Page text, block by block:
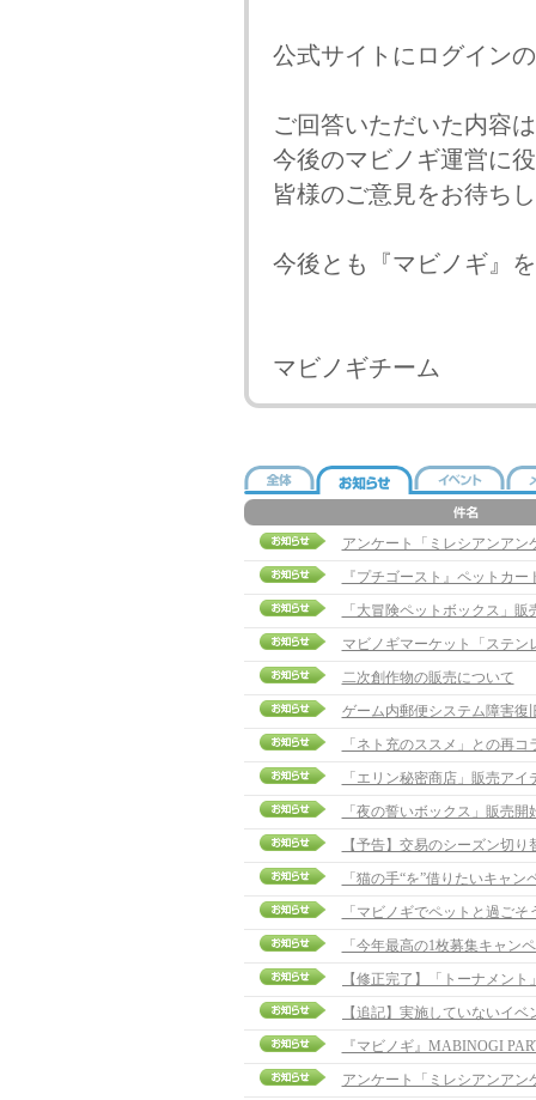
公式サイトにログイン
ご回答いただいた内容
今後のマビノギ運営に
皆様のご意見をお待ち
今後とも『マビノギ』
マビノギチーム
アンケート「ミレシアンアン
『プチゴースト』ペットカ
「大冒険ペットボックス」
マビノギマーケット「ステ
二次創作物の販売について
ゲーム内郵便システム障害復
「ネト充のススメ」との再
「エリン秘密商店」販売ア
「夜の誓いボックス」販売開
【予告】交易のシーズン切り
「猫の手“を”借りたいキャ
「マビノギでペットと過ご
「今年最高の1枚募集キャン
『マビノギ』MABINOGI
アンケート「ミレシアンアン